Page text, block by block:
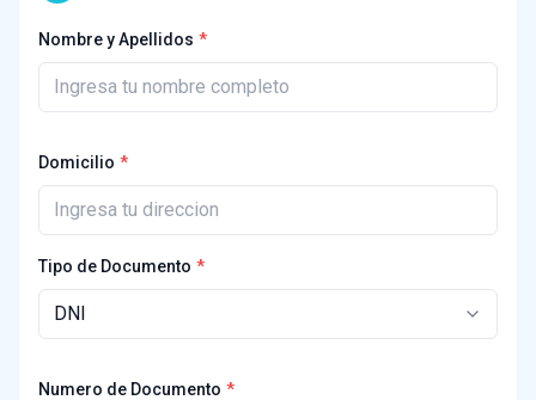
Nombre y Apellidos
Domicilio
Tipo de Documento
Numero de Documento